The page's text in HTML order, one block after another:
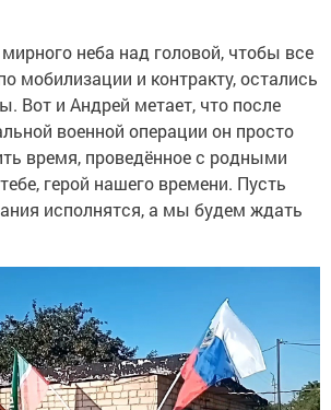
неба над головой, чтобы все
мобилизации и контракту, остались
Вот и Андрей метает, что после
военной операции он просто
время, проведённое с родными
герой нашего времени. Пусть
исполнятся, а мы будем ждать